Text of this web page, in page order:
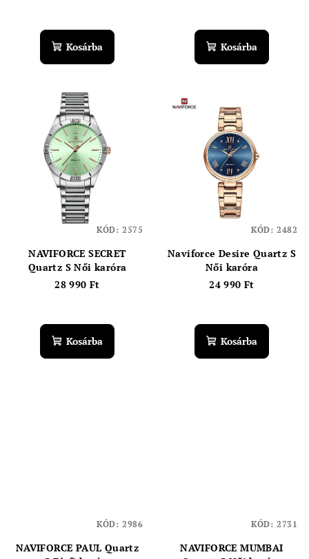
Kosárba Kosárba
NAVIFORCE SECRET
Quartz S Női karóra
28 990 Ft
Kosárba
KÓD: 2575
Naviforce Desire Quartz S
Női karóra
24 990 Ft
Kosárba
KÓD: 2482
NAVIFORCE PAUL Quartz
KÓD: 2986
NAVIFORCE MUMBAI
KÓD: 2731